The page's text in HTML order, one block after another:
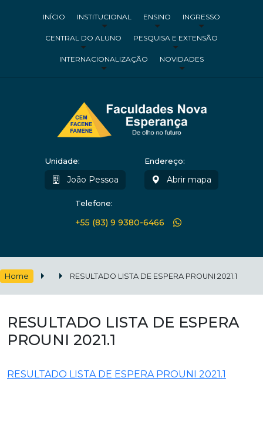
INÍCIO INSTITUCIONAL ENSINO INGRESSO
CENTRAL DO ALUNO PESQUISA E EXTENSÃO
INTERNACIONALIZAÇÃO NOVIDADES
Unidade:
João Pessoa
Endereço:
Abrir mapa
Telefone:
+55 (83) 9 9380-6466
Home RESULTADO LISTA DE ESPERA PROUNI 2021.1
RESULTADO LISTA DE ESPERA
PROUNI 2021.1
RESULTADO LISTA DE ESPERA PROUNI 2021.1